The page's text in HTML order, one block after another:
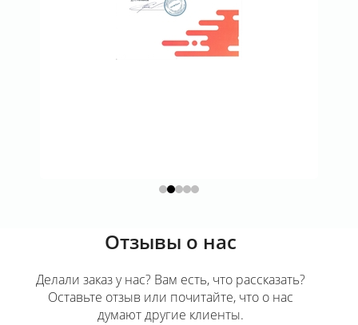
Отзывы о нас
Делали заказ у нас? Вам есть, что рассказать?
Оставьте отзыв или почитайте, что о нас
думают другие клиенты.